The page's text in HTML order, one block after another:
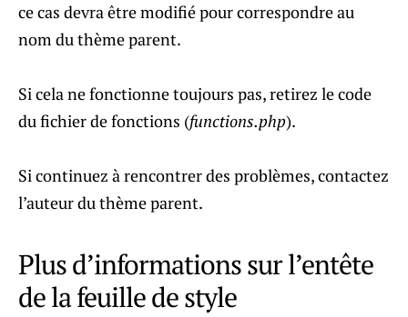
ce cas devra être modifié pour correspondre au
nom du thème parent.
Si cela ne fonctionne toujours pas, retirez le code
du fichier de fonctions (functions.php).
Si continuez à rencontrer des problèmes, contactez
l’auteur du thème parent.
Plus d’informations sur l’entête
de la feuille de style